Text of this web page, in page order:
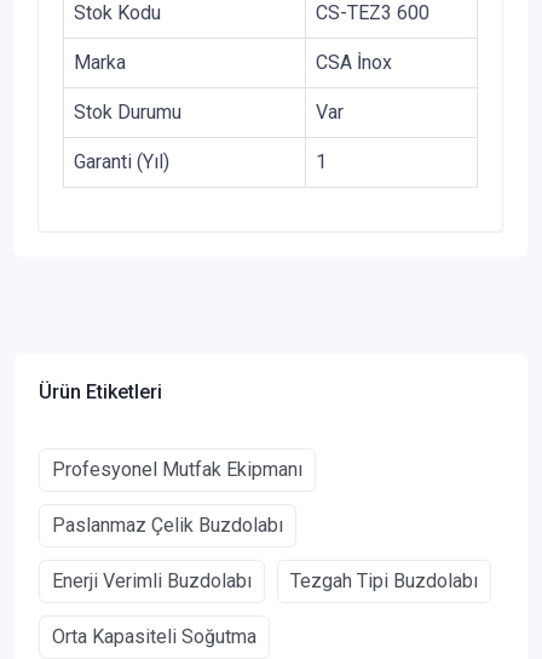
Stok Kodu CS-TEZ3 600
Marka CSA İnox
Stok Durumu Var
Garanti (Yıl) 1
Ürün Etiketleri
Profesyonel Mutfak Ekipmanı
Paslanmaz Çelik Buzdolabı
Enerji Verimli Buzdolabı Tezgah Tipi Buzdolabı
Orta Kapasiteli Soğutma